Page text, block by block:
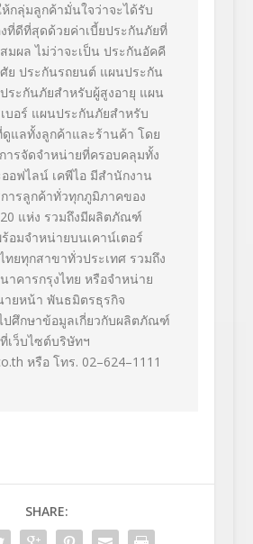
กลุ่มลูกค้ามั่นใจว่าจะได้รับ
ที่ดีที่สุดด้วยค่าเบี้ยประกันภัยที่
มผล ไม่ว่าจะเป็น ประกันอัคคี
ย ประกันรถยนต์ แผนประกัน
ระกันภัยสำหรับผู้สูงอายุ แผน
บอร์ แผนประกันภัยสำหรับ
แลทั้งลูกค้าและร้านค้า โดย
ารจัดจำหน่ายที่ครอบคลุมทั้ง
อฟไลน์ เคพีไอ มีสำนักงาน
ารลูกค้าทั่วทุกภูมิภาคของ
20 แห่ง รวมถึงมีผลิตภัณฑ์
อมจำหน่ายบนเคาน์เตอร์
ทยทุกสาขาทั่วประเทศ รวมถึง
าคารกรุงไทย หรือจำหน่าย
ยหน้า พันธมิตรธุรกิจ
ปศึกษาข้อมูลเกี่ยวกับผลิตภัณฑ์
เว็บไซต์บริษัทฯ
หรือ โทร. 02–624–1111
SHARE: